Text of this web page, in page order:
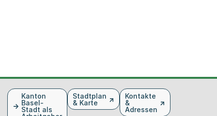
FusszeileKanton
Basel-
Stadt als
Stadtplan
& Karte
Kontakte
&
Adressen